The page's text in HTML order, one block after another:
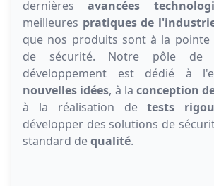
dernièresavancées
meilleures pratiques de
que nos produits sont à la pointe
de sécurité. Notre pôle de
développement est dédié à
nouvelles idées, à laconception
à la réalisation detests
développer des solutions de
standard dequalité.